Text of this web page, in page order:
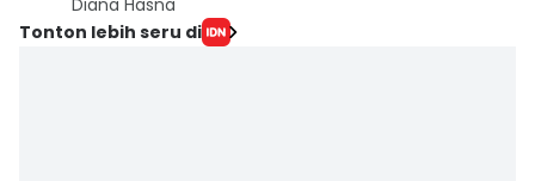
Diana Hasna
Tonton lebih seru di